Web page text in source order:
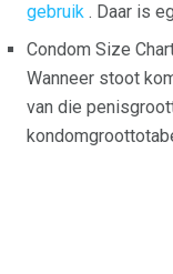
gebruik . Daar is
Condom Size
Wanneer stoot
van die